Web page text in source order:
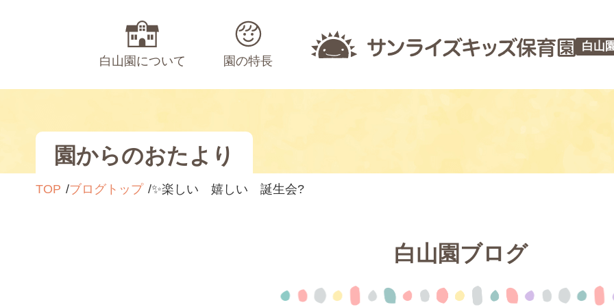
白山園について 園の特長
白山
園からのおたより
TOP ブログトップ ✨楽しい 嬉しい 誕生会?
白山園ブログ